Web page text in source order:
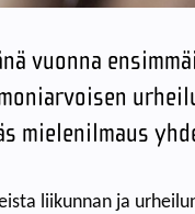
vuonna
mielenilmaus
liikunnan ja